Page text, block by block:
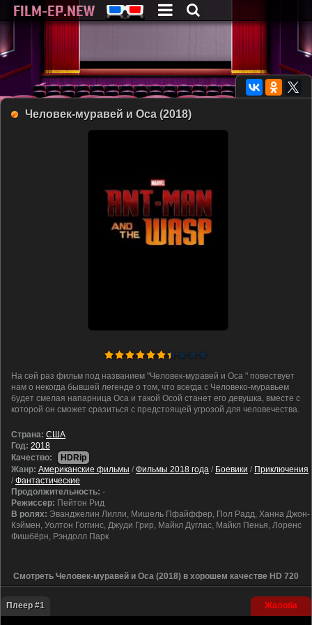
Человек-муравей и Оса (2018)
На сей раз фильм под названием "Человек-муравей и Оса " повествует
нам о некогда бывшей легенде о том, что всегда с Человеко-муравьем
будет смелая напарница Оса и такой Осой станет его девушка, вместе с
которой он сможет сразиться с предстоящей угрозой для человечества.
Cтрана: США
Год: 2018
Качество:
HDRip
Жанр: Американские фильмы / Фильмы 2018 года / Боевики / Приключения
/ Фантастические
Продолжительность: -
Режиссер: Пейтон Рид
В ролях: Эванджелин Лилли, Мишель Пфайффер, Пол Радд, Ханна Джон-
Кэймен, Уолтон Гоггинс, Джуди Грир, Майкл Дуглас, Майкл Пенья, Лоренс
Фишбёрн, Рэндолл Парк
Смотреть Человек-муравей и Оса (2018) в хорошем качестве HD 720
Плеер #1 Жалоба